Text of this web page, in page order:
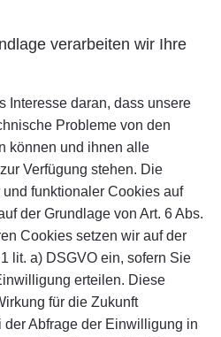
verarbeiten wir Ihre
Interesse daran, dass unsere
Probleme von den
können und ihnen alle
Verfügung stehen. Die
funktionaler Cookies auf
der Grundlage von Art. 6 Abs.
Cookies setzen wir auf der
lit. a) DSGVO ein, sofern Sie
erteilen. Diese
für die Zukunft
Abfrage der Einwilligung in